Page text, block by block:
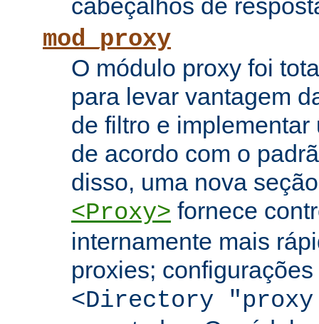
cabeçalhos de
mod_proxy
O módulo proxy foi
para levar vantagem
de filtro e
de acordo com o
disso, uma nova
<Proxy> fornece
internamente mais
proxies;
<Directory